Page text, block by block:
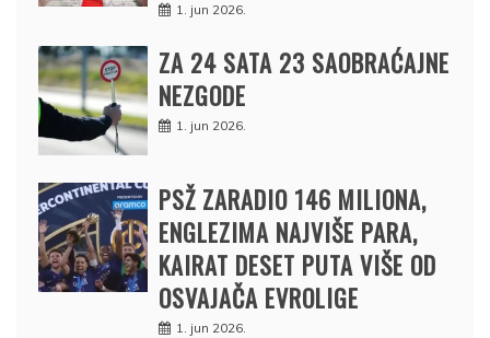
1. jun 2026.
ZA 24 SATA 23 SAOBRAĆAJNE
NEZGODE
1. jun 2026.
PSŽ ZARADIO 146 MILIONA,
ENGLEZIMA NAJVIŠE PARA,
KAIRAT DESET PUTA VIŠE OD
OSVAJAČA EVROLIGE
1. jun 2026.